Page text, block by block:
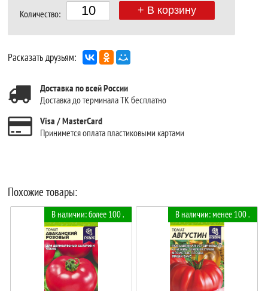
Количество: + В корзину
Расказать друзьям:
Доставка по всей России
Доставка до терминала ТК бесплатно
Visa / MasterCard
Принимется оплата пластиковыми картами
Похожие товары:
В наличии: более 100 . В наличии: менее 100 .